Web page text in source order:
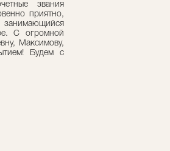
звания
приятно,
занимающийся
С огромной
Максимову,
Будем с